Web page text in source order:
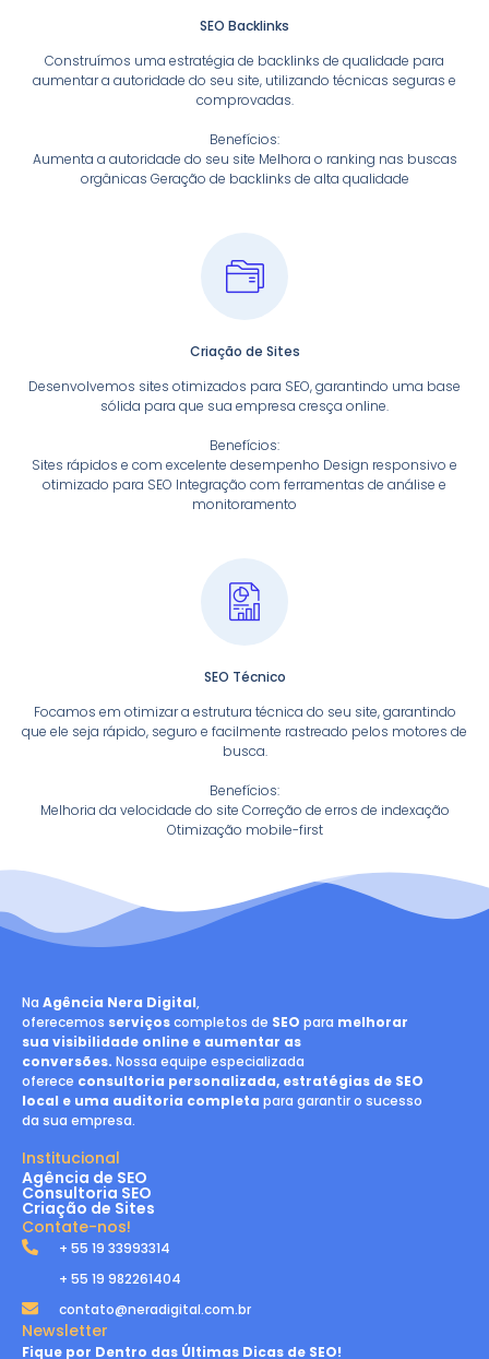
SEO Backlinks
Construímos uma estratégia de backlinks de qualidade para
aumentar a autoridade do seu site, utilizando técnicas seguras e
comprovadas.
Benefícios:
Aumenta a autoridade do seu site Melhora o ranking nas buscas
orgânicas Geração de backlinks de alta qualidade
Criação de Sites
Desenvolvemos sites otimizados para SEO, garantindo uma base
sólida para que sua empresa cresça online.
Benefícios:
Sites rápidos e com excelente desempenho Design responsivo e
otimizado para SEO Integração com ferramentas de análise e
monitoramento
SEO Técnico
Focamos em otimizar a estrutura técnica do seu site, garantindo
que ele seja rápido, seguro e facilmente rastreado pelos motores de
busca.
Benefícios:
Melhoria da velocidade do site Correção de erros de indexação
Otimização mobile-first
Na Agência Nera Digital,
oferecemos serviçoscompletos de SEO para melhorar
sua visibilidade online e aumentar as
conversões. Nossa equipe especializada
oferece consultoria personalizada, estratégias de SEO
local e uma auditoria completa para garantir o sucesso
da sua empresa.
Institucional
Agência de SEO
Consultoria SEO
Criação de Sites
Contate-nos!
+ 55 19 33993314
+ 55 19 982261404
contato@neradigital.com.br
Newsletter
Fique por Dentro das Últimas Dicas de SEO!